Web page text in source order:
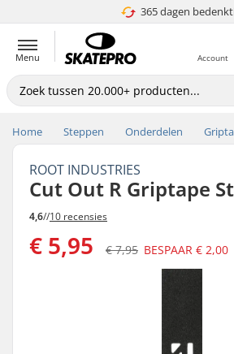
365 dagen
4.8 van 5
Menu Account
Home Steppen Onderdelen
ROOT INDUSTRIES
Cut Out R Griptape
4,6//10 recensies
€ 5,95 € 7,95 BESPAAR € 2,00